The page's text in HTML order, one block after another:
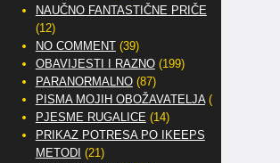
NAUČNO FANTASTIČNE PRIČE
(12)
NO COMMENT(39)
OBAVIJESTI I RAZNO(199)
PARANORMALNO(87)
PISMA MOJIH OBOŽAVATELJA(2)
PJESME RUGALICE (14)
PRIKAZ POTRESA PO IKEEPS
METODI (21)